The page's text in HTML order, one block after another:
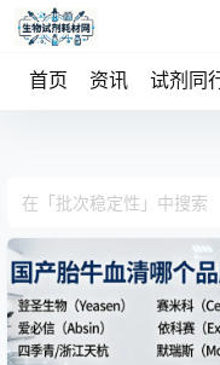
首页 资讯 试剂同